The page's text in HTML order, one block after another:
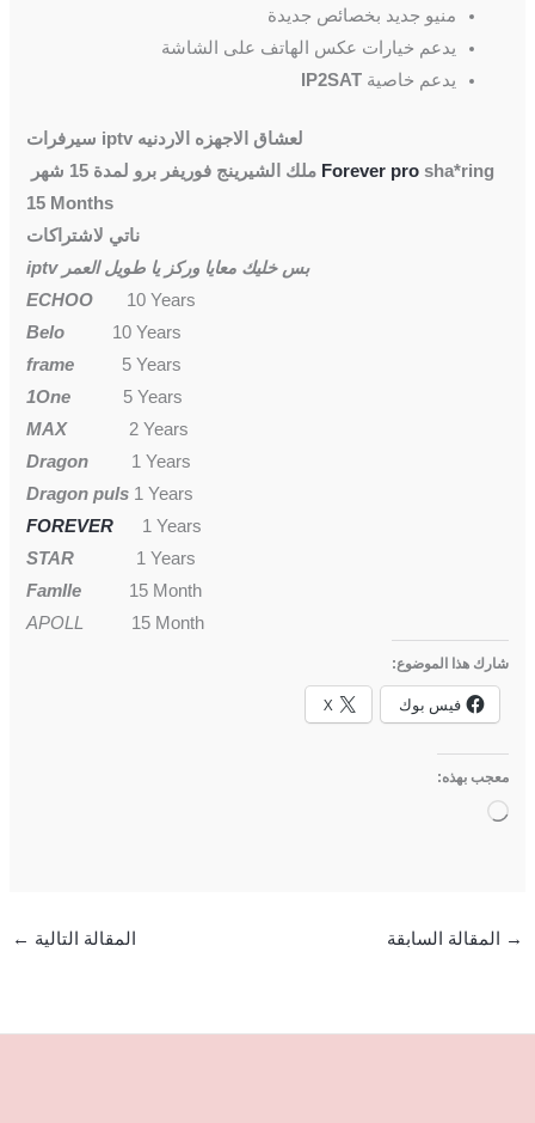
منيو جديد بخصائص جديدة
يدعم خيارات عكس الهاتف على الشاشة
يدعم خاصيةIP2SAT
سيرفرات iptv لعشاق الاجهزه الاردنيه
Forever pro sha*ring
15 Months
ناتي لاشتراكات
iptv بس خليك معايا وركز يا طويل العمر
ECHOO 10 Years
Belo 10 Years
frame 5 Years
1One 5 Years
MAX 2 Years
Dragon 1 Years
Dragon puls 1 Years
FOREVER
1 Years
STAR 1 Years
FamIle 15 Month
APOLL 15 Month
شارك هذا الموضوع:
فيس بوك X
معجب بهذه:
جاري
→ المقالة السابقة المقالة التالية ←